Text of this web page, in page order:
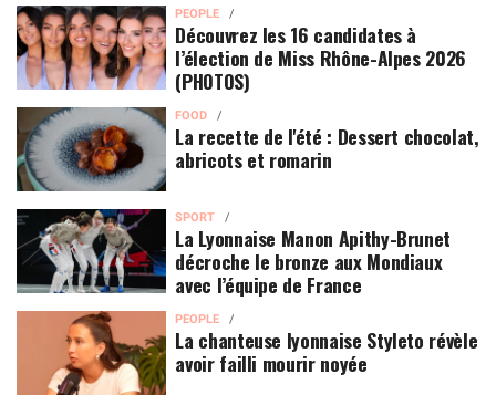
PEOPLE
Découvrez les 16 candidates à
l’élection de Miss Rhône-Alpes 2026
(PHOTOS)
FOOD
La recette de l'été : Dessert chocolat,
abricots et romarin
SPORT
La Lyonnaise Manon Apithy-Brunet
décroche le bronze aux Mondiaux
avec l’équipe de France
PEOPLE
La chanteuse lyonnaise Styleto révèle
avoir failli mourir noyée